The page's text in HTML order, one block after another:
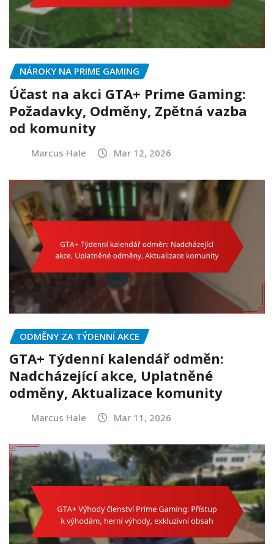
NÁROKY NA PRIME GAMING
Účast na akci GTA+ Prime Gaming:
Požadavky, Odměny, Zpětná vazba
od komunity
Marcus Hale Mar 12, 2026
ODMĚNY ZA TÝDENNÍ AKCE
GTA+ Týdenní kalendář odměn:
Nadcházející akce, Uplatněné
odměny, Aktualizace komunity
Marcus Hale Mar 11, 2026